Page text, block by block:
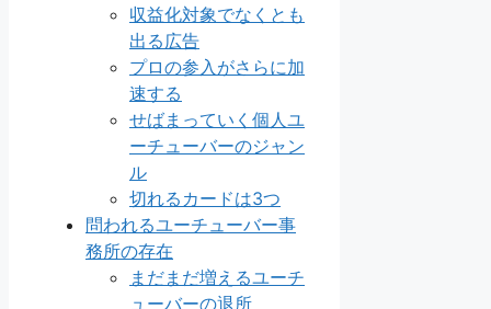
収益化対象でなくとも
出る広告
プロの参入がさらに加
速する
せばまっていく個人ユ
ーチューバーのジャン
ル
切れるカードは3つ
問われるユーチューバー事
務所の存在
まだまだ増えるユーチ
ューバーの退所